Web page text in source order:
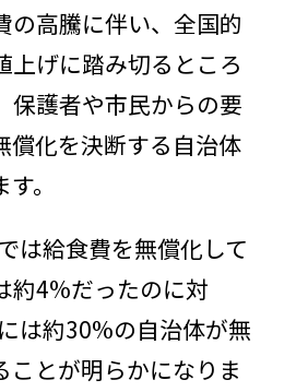
の高騰に伴い、全国的
上げに踏み切るところ
保護者や市民からの要
償化を決断する自治体
。
は給食費を無償化して
約4%だったのに対
は約30%の自治体が無
ことが明らかになりま